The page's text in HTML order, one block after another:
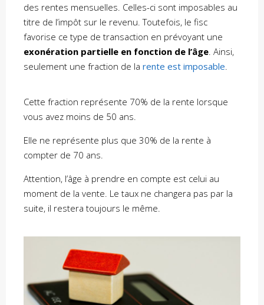
des rentes mensuelles. Celles-ci sont imposables au
titre de l’impôt sur le revenu. Toutefois, le fisc
favorise ce type de transaction en prévoyant une
exonération partielle en fonction de l’âge . Ainsi,
seulement une fraction de la rente est imposable
Cette fraction représente 70% de la rente lorsque
vous avez moins de 50 ans.
Elle ne représente plus que 30% de la rente à
compter de 70 ans.
Attention, l’âge à prendre en compte est celui au
moment de la vente. Le taux ne changera pas par la
suite, il restera toujours le même.